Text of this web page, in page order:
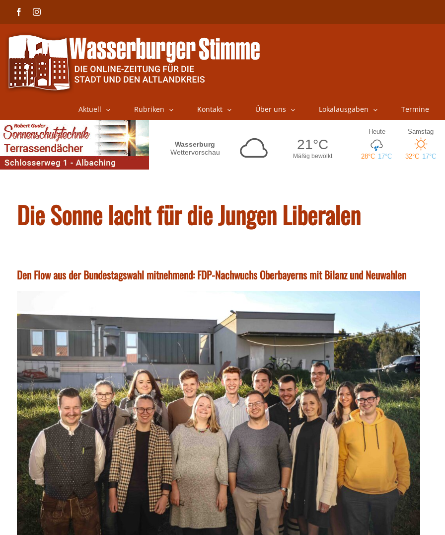
FacebookInstagram
Aktuell Rubriken Kontakt Über uns Lokalausgaben Termine
Die Sonne lacht für die Jungen Liberalen
Den Flow aus der Bundestagswahl mitnehmend: FDP-Nachwuchs Oberbayerns mit Bilanz und Neuwahlen